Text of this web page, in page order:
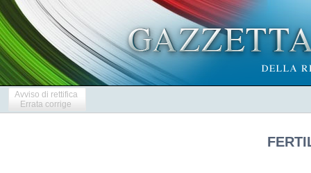
Avviso di rettifica
Errata corrige